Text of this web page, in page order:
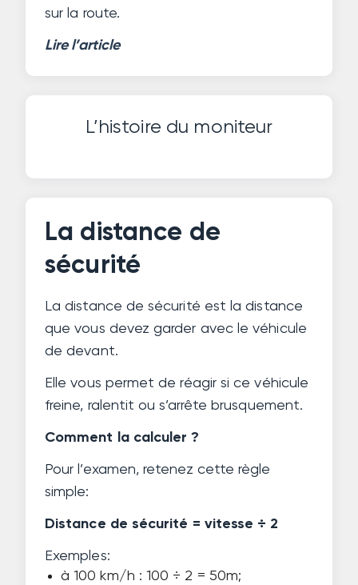
sur la route.
Lire l’article
L’histoire du moniteur
La distance de
sécurité
La distance de sécurité est la distance
que vous devez garder avec le véhicule
de devant.
Elle vous permet de réagir si ce véhicule
freine, ralentit ou s’arrête brusquement.
Comment la calculer ?
Pour l’examen, retenez cette règle
simple:
Distance de sécurité = vitesse ÷ 2
Exemples:
à 100 km/h : 100 ÷ 2 = 50m;